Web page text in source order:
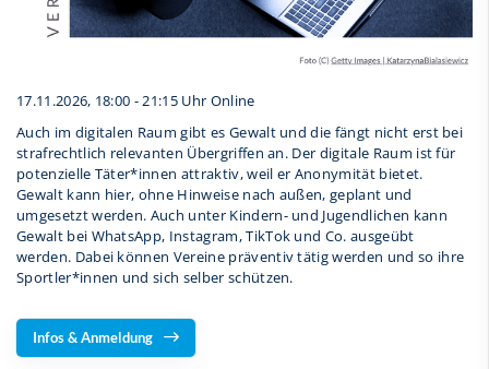
17.11.2026, 18:00 - 21:15 Uhr Online
Auch im digitalen Raum gibt es Gewalt und die fängt nicht erst bei
strafrechtlich relevanten Übergriffen an. Der digitale Raum ist für
potenzielle Täter*innen attraktiv, weil er Anonymität bietet.
Gewalt kann hier, ohne Hinweise nach außen, geplant und
umgesetzt werden. Auch unter Kindern- und Jugendlichen kann
Gewalt bei WhatsApp, Instagram, TikTok und Co. ausgeübt
werden. Dabei können Vereine präventiv tätig werden und so ihre
Sportler*innen und sich selber schützen.
Infos & Anmeldung